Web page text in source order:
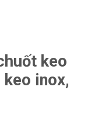
keo
inox,